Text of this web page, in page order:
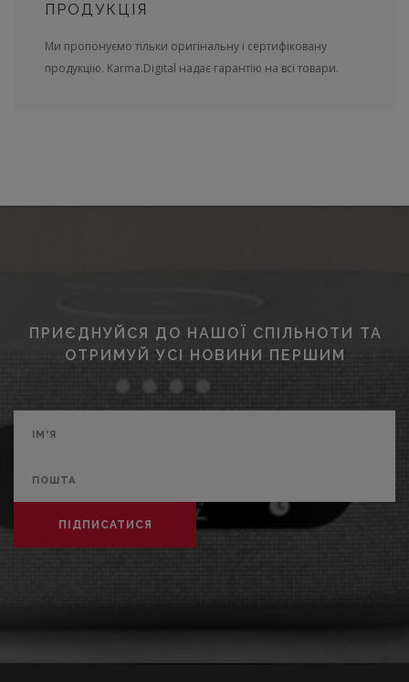
ПРОДУКЦІЯ
Ми пропонуємо тільки оригінальну і сертифіковану
продукцію. Karma.Digital надає гарантію на всі товари.
ПРИЄДНУЙСЯ ДО НАШОЇ СПІЛЬНОТИ ТА
ОТРИМУЙ УСІ НОВИНИ ПЕРШИМ
ПІДПИСАТИСЯ